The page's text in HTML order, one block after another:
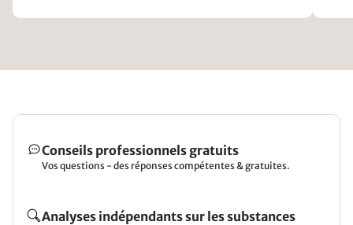
Conseils professionnels gratuits
Vos questions - des réponses compétentes & gratuites.
Analyses indépendants sur les substances